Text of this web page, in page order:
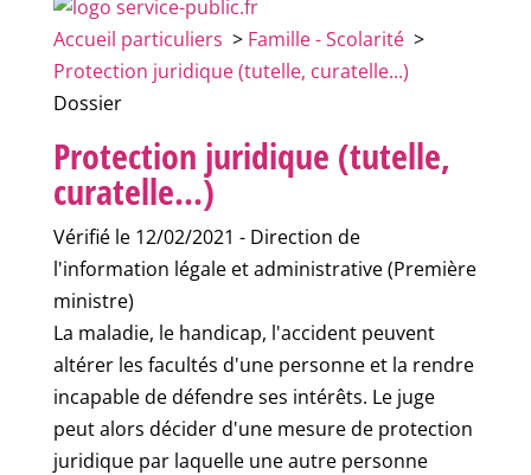
Accueil particuliers > Famille - Scolarité >
Protection juridique (tutelle, curatelle...)
Dossier
Protection juridique (tutelle,
curatelle...)
Vérifié le 12/02/2021 - Direction de
l'information légale et administrative (Première
ministre)
La maladie, le handicap, l'accident peuvent
altérer les facultés d'une personne et la rendre
incapable de défendre ses intérêts. Le juge
peut alors décider d'une mesure de protection
juridique par laquelle une autre personne